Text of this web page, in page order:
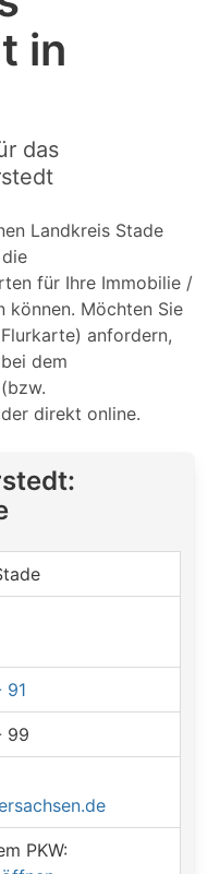
in
das
Landkreis Stade
für Ihre Immobilie /
können. Möchten Sie
anfordern,
dem
direkt online.
91
99
PKW: